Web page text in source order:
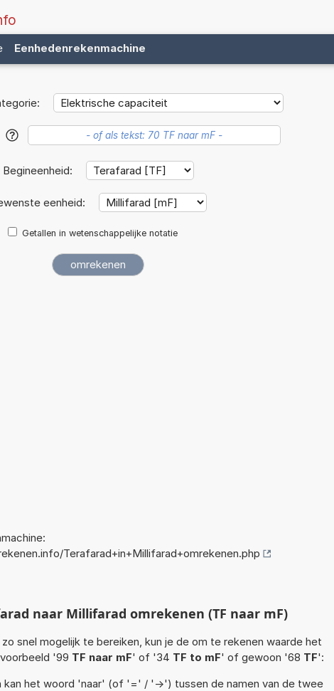
Eenhedenrekenmachine
?
Begineenheid:
eenheid:
Getallen in wetenschappelijke notatie
Terafarad+in+Millifarad+omrekenen.php
naar Millifarad omrekenen (TF naar mF)
snel mogelijk te bereiken, kun je de om te rekenen waarde het
'99 TF naar mF' of '34 TF to mF' of gewoon '68 TF':
kan het woord 'naar' (of '=' / '->') tussen de namen van de twee